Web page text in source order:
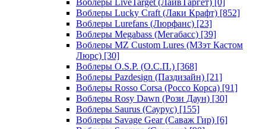
Воблеры LiveTarget (ЛайвТаргет) [0]
Воблеры Lucky Craft (Лаки Крафт) [852]
Воблеры Lurefans (Люрфанс) [23]
Воблеры Megabass (Мегабасс) [39]
Воблеры MZ Custom Lures (МЗэт Кастом
Люрс) [30]
Воблеры O.S.P. (О.С.П.) [368]
Воблеры Pazdesign (Паздизайн) [21]
Воблеры Rosso Corsa (Россо Корса) [91]
Воблеры Rosy Dawn (Рози Даун) [30]
Воблеры Saurus (Саурус) [155]
Воблеры Savage Gear (Саваж Гир) [6]